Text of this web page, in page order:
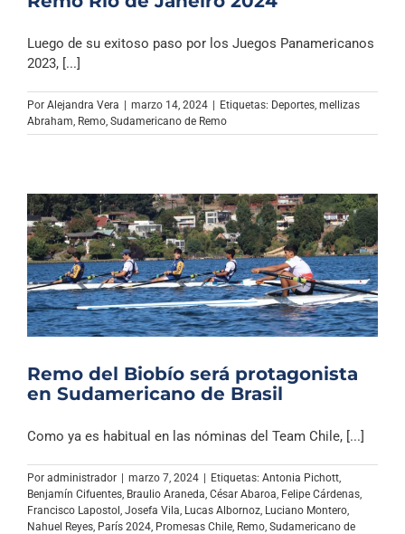
Música Clásica
Especiales
Luego de su exitoso paso por los Juegos Panamericanos
2023, [...]
Por Alejandra Vera | marzo 14, 2024 | Etiquetas: Deportes mellizas
Abraham Remo Sudamericano de Remo
Remo del Biobío será protagonista
en Sudamericano de Brasil
Como ya es habitual en las nóminas del Team Chile, [...]
Por administrador | marzo 7, 2024 | Etiquetas: Antonia Pichott
Benjamín Cifuentes Braulio Araneda César Abaroa Felipe Cárdenas
Francisco Lapostol Josefa Vila Lucas Albornoz Luciano Montero
Nahuel Reyes París 2024 Promesas Chile Remo Sudamericano de